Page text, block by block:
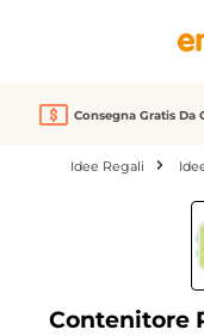
Consegna Gratis Da
Idee Regali
Salta la galleria di
Contenitore